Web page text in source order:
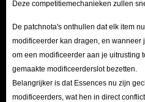
Kaarten:Kaarten bieden toegang
verschillende zeldzaamheden en
eindspel weerspiegelen.
Koop goedkoop Path of
IGGM.com -
De patchnota's onthullen dat elk item
modificeerder kan dragen, en
om een modificeerder aan je uitrusting
gemaakte modificeerderslot bezetten.
Belangrijker is dat Essences nu zijn
modificeerders, wat hen in direct